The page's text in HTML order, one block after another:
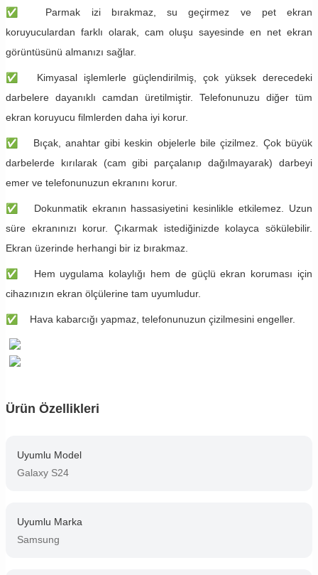
✅ Parmak izi bırakmaz, su geçirmez ve pet ekran
koruyuculardan farklı olarak, cam oluşu sayesinde en net ekran
görüntüsünü almanızı sağlar.
✅ Kimyasal işlemlerle güçlendirilmiş, çok yüksek derecedeki
darbelere dayanıklı camdan üretilmiştir. Telefonunuzu diğer tüm
ekran koruyucu filmlerden daha iyi korur.
✅ Bıçak, anahtar gibi keskin objelerle bile çizilmez. Çok büyük
darbelerde kırılarak (cam gibi parçalanıp dağılmayarak) darbeyi
emer ve telefonunuzun ekranını korur.
✅ Dokunmatik ekranın hassasiyetini kesinlikle etkilemez. Uzun
süre ekranınızı korur. Çıkarmak istediğinizde kolayca sökülebilir.
Ekran üzerinde herhangi bir iz bırakmaz.
✅ Hem uygulama kolaylığı hem de güçlü ekran koruması için
cihazınızın ekran ölçülerine tam uyumludur.
✅ Hava kabarcığı yapmaz, telefonunuzun çizilmesini engeller.
Ürün Özellikleri
Uyumlu Model
Galaxy S24
Uyumlu Marka
Samsung